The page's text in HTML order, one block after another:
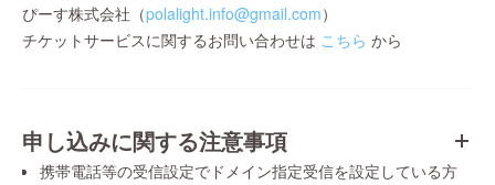
ぴーす株式会社（polalight.info@gmail.com）
チケットサービスに関するお問い合わせは こちら から
申し込みに関する注意事項
携帯電話等の受信設定でドメイン指定受信を設定している方